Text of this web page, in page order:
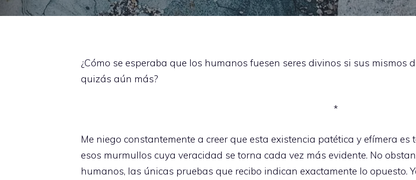
¿Cómo se esperaba que los humanos fuesen seres divinos si sus mismos
quizás aún más?
*
Me niego constantemente a creer que esta existencia patética y efímera
esos murmullos cuya veracidad se torna cada vez más evidente. No
humanos, las únicas pruebas que recibo indican exactamente lo opuesto.